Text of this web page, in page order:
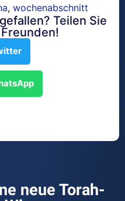
, wochenabschnitt
Teilen Sie
neue Torah-